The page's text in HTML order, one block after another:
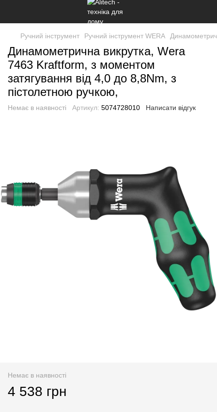
Ручний інструмент Ручний інструмент WERA
Динамометрична викрутка, Wera
7463 Kraftform, з моментом
затягування від 4,0 до 8,8Nm, з
пістолетною ручкою,
Немає в наявності Артикул: 5074728010 Написати відгук
Немає в наявності
4 538 грн